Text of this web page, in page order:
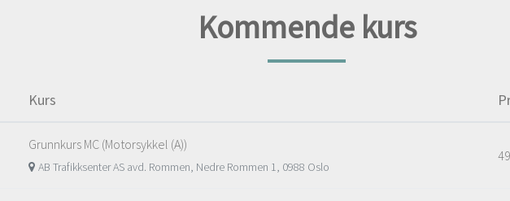
Kommende kurs
Kurs
Grunnkurs MC (Motorsykkel (A))
AB Trafikksenter AS avd. Rommen, Nedre Rommen 1, 0988 Oslo